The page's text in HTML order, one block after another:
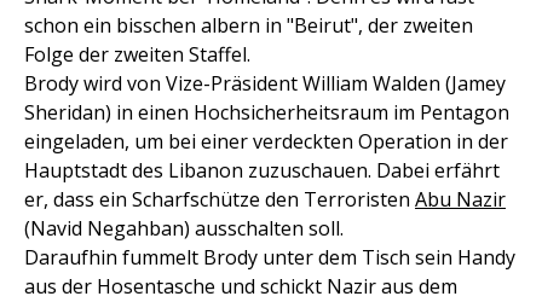
schon ein bisschen albern in "Beirut", der zweiten
Folge der zweiten Staffel.
Brody wird von Vize-Präsident William Walden (Jamey
Sheridan) in einen Hochsicherheitsraum im Pentagon
eingeladen, um bei einer verdeckten Operation in der
Hauptstadt des Libanon zuzuschauen. Dabei erfährt
er, dass ein Scharfschütze den Terroristen Abu Nazir
(Navid Negahban) ausschalten soll.
Daraufhin fummelt Brody unter dem Tisch sein Handy
aus der Hosentasche und schickt Nazir aus dem